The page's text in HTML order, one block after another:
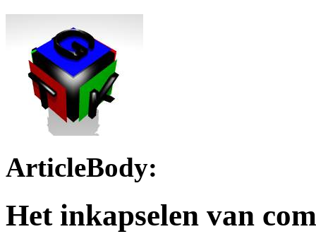
ArticleBody:
Het inkapselen van